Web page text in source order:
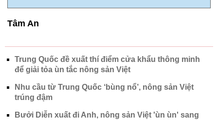
Tâm An
Trung Quốc đề xuất thí điểm cửa khẩu thông minh
để giải tỏa ùn tắc nông sản Việt
Nhu cầu từ Trung Quốc ‘bùng nổ’, nông sản Việt
trúng đậm
Bưởi Diễn xuất đi Anh, nông sản Việt 'ùn ùn' sang